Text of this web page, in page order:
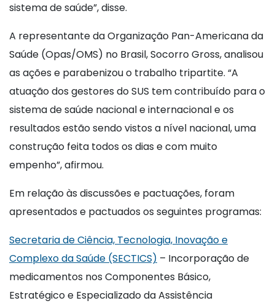
sistema de saúde”, disse.
A representante da Organização Pan-Americana da
Saúde (Opas/OMS) no Brasil, Socorro Gross, analisou
as ações e parabenizou o trabalho tripartite. “A
atuação dos gestores do SUS tem contribuído para o
sistema de saúde nacional e internacional e os
resultados estão sendo vistos a nível nacional, uma
construção feita todos os dias e com muito
empenho”, afirmou.
Em relação às discussões e pactuações, foram
apresentados e pactuados os seguintes programas:
Secretaria de Ciência, Tecnologia, Inovação e
Complexo da Saúde (SECTICS) – Incorporação de
medicamentos nos Componentes Básico,
Estratégico e Especializado da Assistência